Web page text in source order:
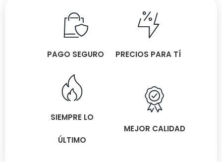
PAGO SEGURO PRECIOS PARA TÍ
SIEMPRE LO
ÚLTIMO
MEJOR CALIDAD